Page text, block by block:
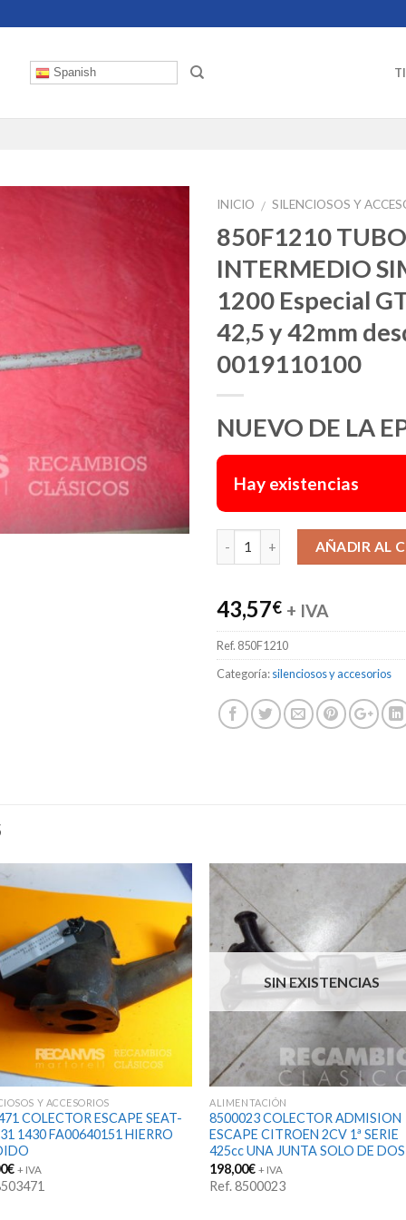
Spanish
INICIO / SILENCIOSOS Y
850F1210 TUBO
INTERMEDIO
1200 Especial
42,5 y 42mm
0019110100
NUEVO DE LA
Hay existencias
AÑADIR AL
43,57€ + IVA
Ref. 850F1210
Categoría:silenciosos y accesorios
Y ACCESORIOS
COLECTOR ESCAPE SEAT-
1430 FA00640151 HIERRO
€ + IVA
SIN EXISTENCIAS
ALIMENTACIÓN
8500023 COLECTOR ADMISION
ESCAPE CITROEN 2CV 1ª SERIE
425cc UNA JUNTA SOLO DE DOS
198,00€ + IVA
Ref. 8500023